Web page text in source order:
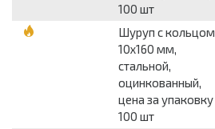
100 шт
Шуруп с кольцом
10х160 мм,
стальной,
оцинкованный,
цена за упаковку
100 шт